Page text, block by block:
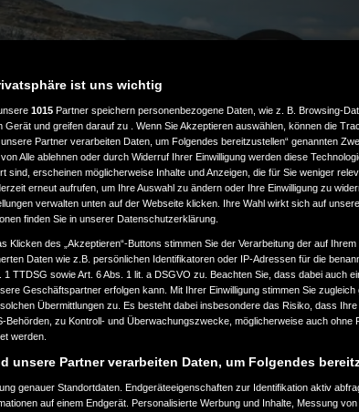
ist uns wichtig
1015 Partner speichern personenbezogene Daten, wie z. B. Browsing-
Gerät und greifen darauf zu . Wenn Sie Akzeptieren auswählen, können die
unsere Partner verarbeiten Daten, um Folgendes bereitzustellen“ genannten
Alle ablehnen oder durch Widerruf Ihrer Einwilligung werden diese
sind, erscheinen möglicherweise Inhalte und Anzeigen, die für Sie weniger
erneut aufrufen, um Ihre Auswahl zu ändern oder Ihre Einwilligung zu
verwalten unten auf der Webseite klicken. Ihre Wahl wirkt sich auf
finden Sie in unserer Datenschutzerklärung.
Klicken des „Akzeptieren“-Buttons stimmen Sie der Verarbeitung der auf
Daten wie z.B. persönlichen Identifikatoren oder IP-Adressen für die
1 TTDSG sowie Art. 6 Abs. 1 lit. a DSGVO zu. Beachten Sie, dass dabei auch
Geschäftspartner erfolgen kann. Mit Ihrer Einwilligung stimmen Sie zugleich
Übermittlungen zu. Es besteht dabei insbesondere das Risiko, dass
Behörden, zu Kontroll- und Überwachungszwecke, möglicherweise auch ohne
werden.
unsere Partner verarbeiten Daten, um Folgendes
genauer Standortdaten. Endgeräteeigenschaften zur Identifikation aktiv
auf einem Endgerät. Personalisierte Werbung und Inhalte, Messung